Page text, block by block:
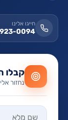
חייגו אלינו
0094
קבלו
נחזור
אל תמלאו שדה